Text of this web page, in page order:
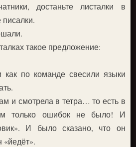
достаньте листалки в
писалки.
такое предложение:
по команде свесили языки
и смотрела в тетра… то есть в
только ошибок не было! И
И было сказано, что он
«йедёт».